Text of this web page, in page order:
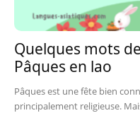
Quelques mots
Pâques en lao
Pâques est une fête bien
principalement religieuse.